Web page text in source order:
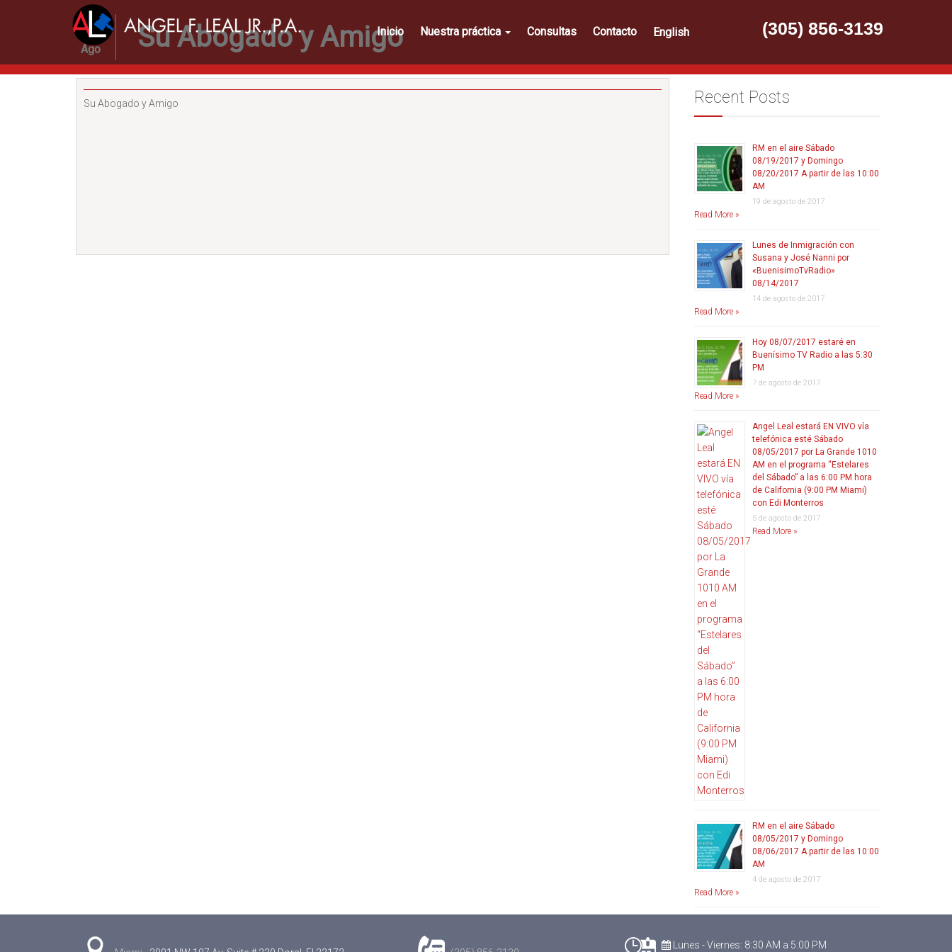
Inicio Nuestra práctica Consultas Contacto English (305) 856-3139
27
Ago Su Abogado y Amigo
Su Abogado y Amigo Recent Posts
RM en el aire Sábado
08/19/2017 y Domingo
08/20/2017 A partir de las 10:00
AM
19 de agosto de 2017
Read More »
Lunes de Inmigración con
Susana y José Nanni por
«BuenisimoTvRadio»
08/14/2017
14 de agosto de 2017
Read More »
Hoy 08/07/2017 estaré en
Buenísimo TV Radio a las 5:30
PM
7 de agosto de 2017
Read More »
Angel Leal estará EN VIVO vía
telefónica esté Sábado
08/05/2017 por La Grande 1010
AM en el programa “Estelares
del Sábado” a las 6:00 PM hora
de California (9:00 PM Miami)
con Edi Monterros
5 de agosto de 2017
Read More »
RM en el aire Sábado
08/05/2017 y Domingo
08/06/2017 A partir de las 10:00
AM
4 de agosto de 2017
Read More »
Lunes - Viernes: 8:30 AM a 5:00 PM